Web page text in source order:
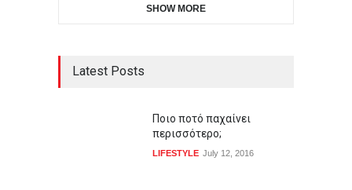
SHOW MORE
Latest Posts
Ποιο ποτό παχαίνει
περισσότερο;
LIFESTYLE July 12, 2016